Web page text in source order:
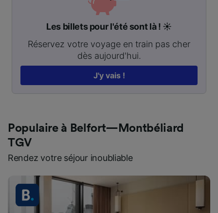
Les billets pour l'été sont là ! ☀️
Réservez votre voyage en train pas cher
dès aujourd'hui.
J'y vais !
Populaire à Belfort—Montbéliard
TGV
Rendez votre séjour inoubliable